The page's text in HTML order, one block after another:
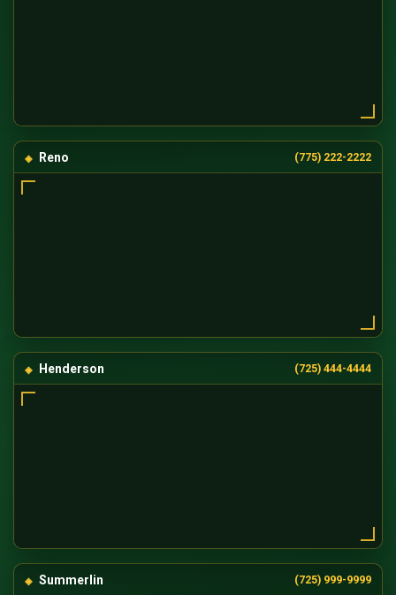
Reno (775) 222-2222
Henderson (725) 444-4444
Summerlin (725) 999-9999